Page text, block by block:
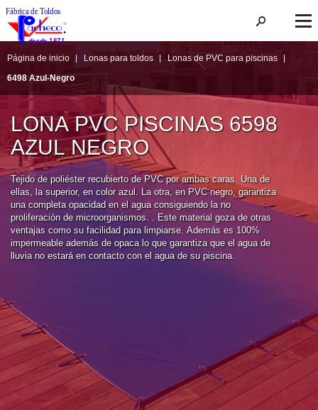
Página de inicio Lonas para toldos
Lonas de PVC para piscinas
6498 Azul-Negro
LONA PVC PISCINAS 6598
AZUL NEGRO
Tejido de poliéster recubierto de PVC por ambas caras. Una de
ellas, la superior, en color azul. La otra, en PVC negro, garantiza
una completa opacidad en el agua consiguiendo la no
proliferación de microorganismos. . Este material goza de otras
ventajas como su facilidad para limpiarse. Además es 100%
impermeable además de opaca lo que garantiza que el agua de
lluvia no estará en contacto con el agua de su piscina.